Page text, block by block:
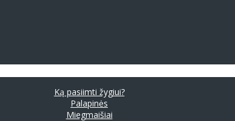
Ką pasiimti žygiui?
Palapinės
Miegmaišiai